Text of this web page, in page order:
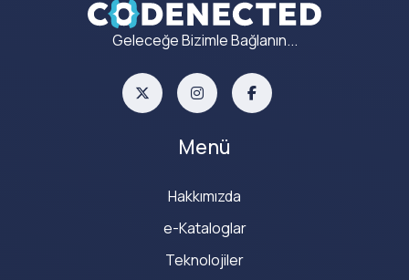
Geleceğe Bizimle Bağlanın...
Menü
Hakkımızda
e-Kataloglar
Teknolojiler